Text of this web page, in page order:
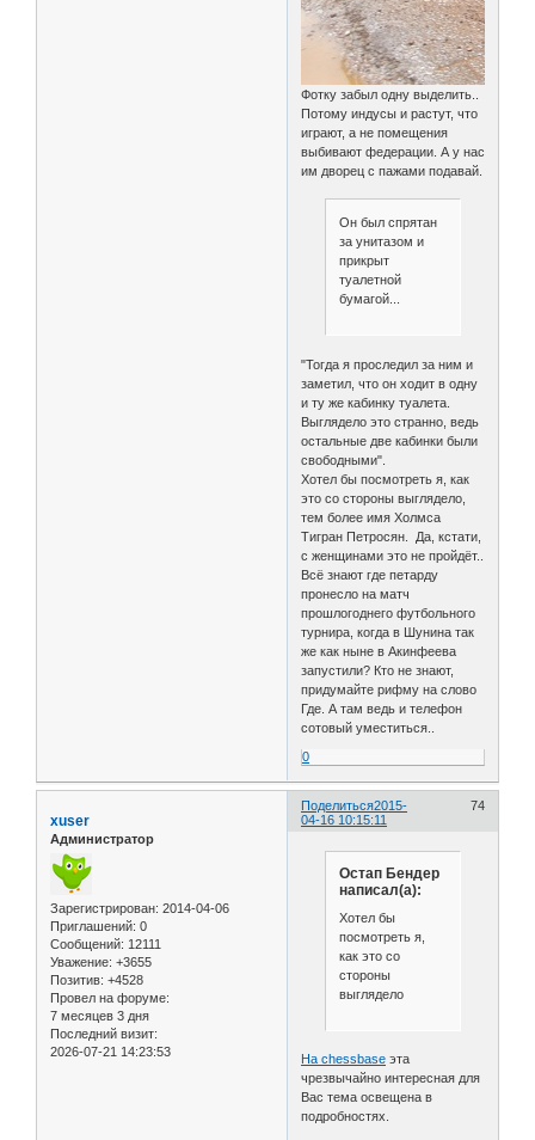
Фотку забыл одну выделить..
Потому индусы и растут, что
играют, а не помещения
выбивают федерации. А у нас
им дворец с пажами подавай.
Он был спрятан
за унитазом и
прикрыт
туалетной
бумагой...
"Тогда я проследил за ним и
заметил, что он ходит в одну
и ту же кабинку туалета.
Выглядело это странно, ведь
остальные две кабинки были
свободными".
Хотел бы посмотреть я, как
это со стороны выглядело,
тем более имя Холмса
Тигран Петросян. Да, кстати,
с женщинами это не пройдёт..
Всё знают где петарду
пронесло на матч
прошлогоднего футбольного
турнира, когда в Шунина так
же как ныне в Акинфеева
запустили? Кто не знают,
придумайте рифму на слово
Где. А там ведь и телефон
сотовый уместиться..
0
Поделиться 74
2015-
04-16 10:15:11
xuser
Администратор
Зарегистрирован: 2014-04-06
Приглашений: 0
Сообщений: 12111
Уважение: +3655
Позитив: +4528
Провел на форуме:
7 месяцев 3 дня
Последний визит:
2026-07-21 14:23:53
Остап Бендер
написал(а):
Хотел бы
посмотреть я,
как это со
стороны
выглядело
На chessbase эта
чрезвычайно интересная для
Вас тема освещена в
подробностях.